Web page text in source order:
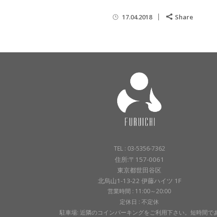
17.04.2018 Share
TEL : 03-5356-7362
住所:〒157-0061
東京都世田谷区
北烏山1-13-22 伊藤ハイツ 1F
営業時間 : 11:00～20:00
定休日 : 不定休
駐車場: 近隣のコインパーキングをご利用下さい。短時間で